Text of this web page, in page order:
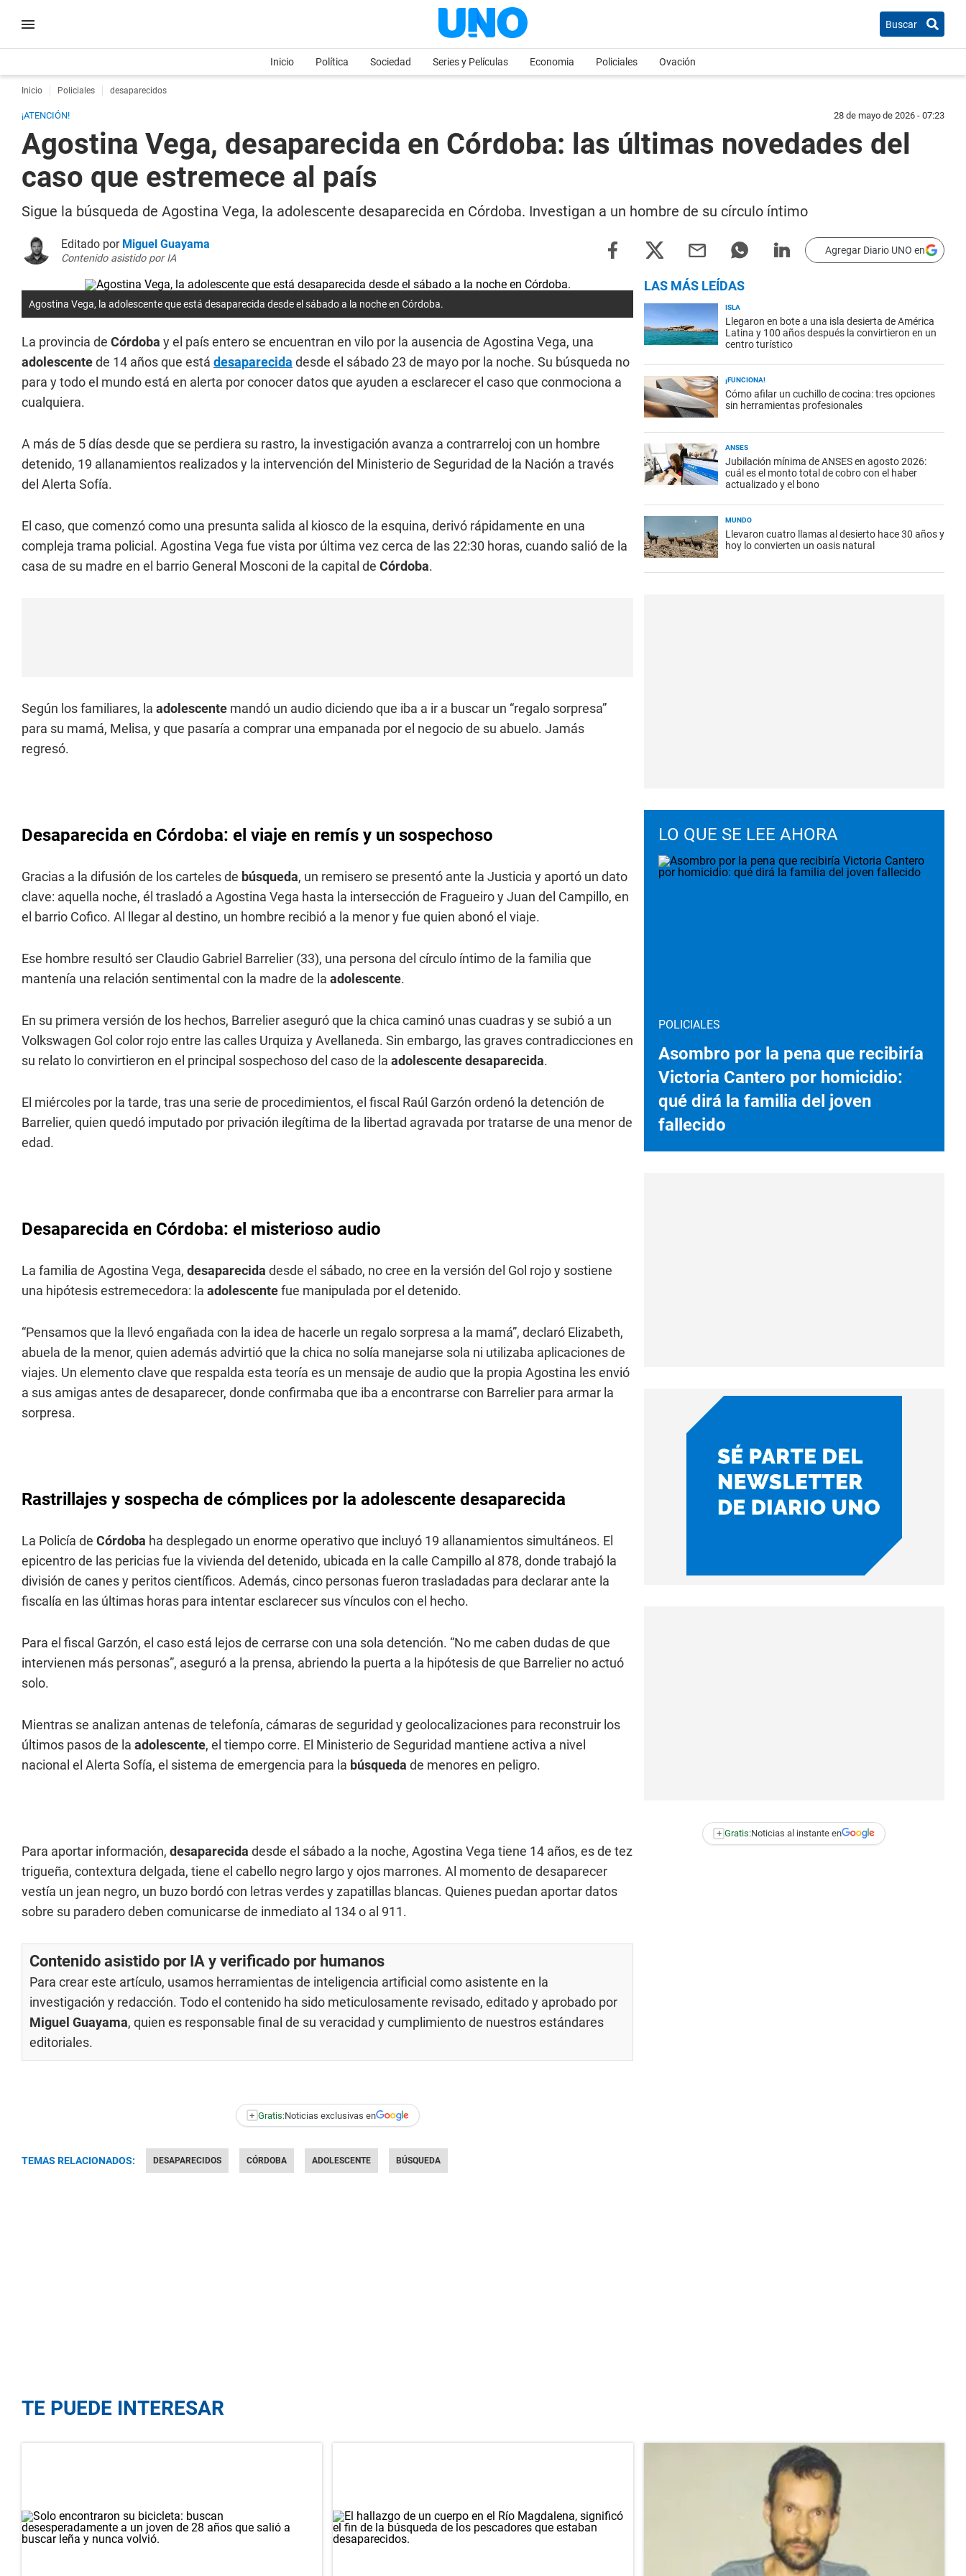
Buscar
Inicio Política Sociedad Series y Películas Economia Policiales Ovación
Inicio Policiales desaparecidos
¡ATENCIÓN! 28 de mayo de 2026 - 07:23
Agostina Vega, desaparecida en Córdoba: las últimas novedades del
caso que estremece al país
Sigue la búsqueda de Agostina Vega, la adolescente desaparecida en Córdoba. Investigan a un hombre de su círculo íntimo
Editado por Miguel Guayama
Contenido asistido por IA
Agregar Diario UNO en
Agostina Vega, la adolescente que está desaparecida desde el sábado a la noche en Córdoba.
La provincia de Córdoba y el país entero se encuentran en vilo por la ausencia de Agostina Vega, una
adolescentede 14 años que está desaparecida desde el sábado 23 de mayo por la noche. Su búsqueda no
para y todo el mundo está en alerta por conocer datos que ayuden a esclarecer el caso que conmociona a
cualquiera.
A más de 5 días desde que se perdiera su rastro, la investigación avanza a contrarreloj con un hombre
detenido, 19 allanamientos realizados y la intervención del Ministerio de Seguridad de la Nación a través
del Alerta Sofía.
El caso, que comenzó como una presunta salida al kiosco de la esquina, derivó rápidamente en una
compleja trama policial. Agostina Vega fue vista por última vez cerca de las 22:30 horas, cuando salió de la
casa de su madre en el barrio General Mosconi de la capital de Córdoba.
Según los familiares, la adolescente mandó un audio diciendo que iba a ir a buscar un “regalo sorpresa”
para su mamá, Melisa, y que pasaría a comprar una empanada por el negocio de su abuelo. Jamás
regresó.
Desaparecida en Córdoba: el viaje en remís y un sospechoso
Gracias a la difusión de los carteles de búsqueda, un remisero se presentó ante la Justicia y aportó un dato
clave: aquella noche, él trasladó a Agostina Vega hasta la intersección de Fragueiro y Juan del Campillo, en
el barrio Cofico. Al llegar al destino, un hombre recibió a la menor y fue quien abonó el viaje.
Ese hombre resultó ser Claudio Gabriel Barrelier (33), una persona del círculo íntimo de la familia que
mantenía una relación sentimental con la madre de la adolescente.
En su primera versión de los hechos, Barrelier aseguró que la chica caminó unas cuadras y se subió a un
Volkswagen Gol color rojo entre las calles Urquiza y Avellaneda. Sin embargo, las graves contradicciones en
su relato lo convirtieron en el principal sospechoso del caso de la adolescentedesaparecida.
El miércoles por la tarde, tras una serie de procedimientos, el fiscal Raúl Garzón ordenó la detención de
Barrelier, quien quedó imputado por privación ilegítima de la libertad agravada por tratarse de una menor de
edad.
Desaparecida en Córdoba: el misterioso audio
La familia de Agostina Vega, desaparecida desde el sábado, no cree en la versión del Gol rojo y sostiene
una hipótesis estremecedora: la adolescentefue manipulada por el detenido.
“Pensamos que la llevó engañada con la idea de hacerle un regalo sorpresa a la mamá”, declaró Elizabeth,
abuela de la menor, quien además advirtió que la chica no solía manejarse sola ni utilizaba aplicaciones de
viajes. Un elemento clave que respalda esta teoría es un mensaje de audio que la propia Agostina les envió
a sus amigas antes de desaparecer, donde confirmaba que iba a encontrarse con Barrelier para armar la
sorpresa.
Rastrillajes y sospecha de cómplices por la adolescente desaparecida
La Policía de Córdoba ha desplegado un enorme operativo que incluyó 19 allanamientos simultáneos. El
epicentro de las pericias fue la vivienda del detenido, ubicada en la calle Campillo al 878, donde trabajó la
división de canes y peritos científicos. Además, cinco personas fueron trasladadas para declarar ante la
fiscalía en las últimas horas para intentar esclarecer sus vínculos con el hecho.
Para el fiscal Garzón, el caso está lejos de cerrarse con una sola detención. “No me caben dudas de que
intervienen más personas”, aseguró a la prensa, abriendo la puerta a la hipótesis de que Barrelier no actuó
solo.
Mientras se analizan antenas de telefonía, cámaras de seguridad y geolocalizaciones para reconstruir los
últimos pasos de la adolescente, el tiempo corre. El Ministerio de Seguridad mantiene activa a nivel
nacional el Alerta Sofía, el sistema de emergencia para la búsqueda de menores en peligro.
Para aportar información, desaparecida desde el sábado a la noche, Agostina Vega tiene 14 años, es de tez
trigueña, contextura delgada, tiene el cabello negro largo y ojos marrones. Al momento de desaparecer
vestía un jean negro, un buzo bordó con letras verdes y zapatillas blancas. Quienes puedan aportar datos
sobre su paradero deben comunicarse de inmediato al 134 o al 911.
Contenido asistido por IA y verificado por humanos
Para crear este artículo, usamos herramientas de inteligencia artificial como asistente en la
investigación y redacción. Todo el contenido ha sido meticulosamente revisado, editado y aprobado por
Miguel Guayama, quien es responsable final de su veracidad y cumplimiento de nuestrosestándares
editoriales.
+ Gratis:Noticias exclusivas en
TEMAS RELACIONADOS: DESAPARECIDOS CÓRDOBA ADOLESCENTE BÚSQUEDA
LAS MÁS LEÍDAS
ISLA
Llegaron en bote a una isla desierta de América
Latina y 100 años después la convirtieron en un
centro turístico
¡FUNCIONA!
Cómo afilar un cuchillo de cocina: tres opciones
sin herramientas profesionales
ANSES
Jubilación mínima de ANSES en agosto 2026:
cuál es el monto total de cobro con el haber
actualizado y el bono
MUNDO
Llevaron cuatro llamas al desierto hace 30 años y
hoy lo convierten un oasis natural
LO QUE SE LEE AHORA
POLICIALES
Asombro por la pena que recibiría
Victoria Cantero por homicidio:
qué dirá la familia del joven
fallecido
+ Gratis:Noticias al instante en
TE PUEDE INTERESAR